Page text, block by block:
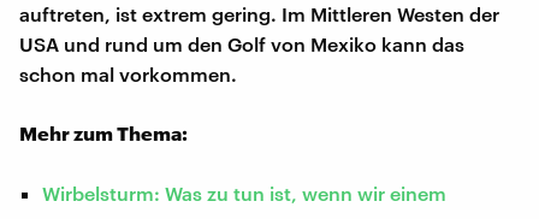
auftreten, ist extrem gering. Im Mittleren Westen der
USA und rund um den Golf von Mexiko kann das
schon mal vorkommen.
Mehr zum Thema:
Wirbelsturm: Was zu tun ist, wenn wir einem